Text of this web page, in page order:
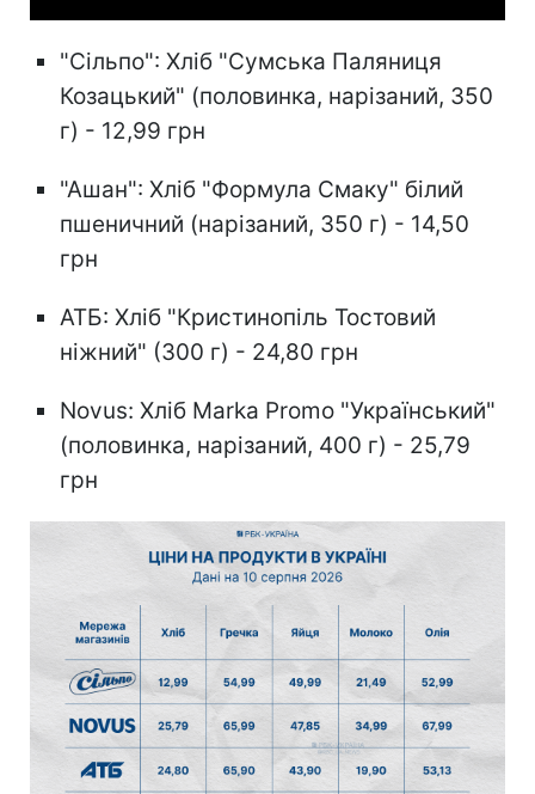
"Сільпо": Хліб "Сумська Паляниця
Козацький" (половинка, нарізаний, 350
г) - 12,99 грн
"Ашан": Хліб "Формула Смаку" білий
пшеничний (нарізаний, 350 г) - 14,50
грн
АТБ: Хліб "Кристинопіль Тостовий
ніжний" (300 г) - 24,80 грн
Novus: Хліб Marka Promo "Український"
(половинка, нарізаний, 400 г) - 25,79
грн